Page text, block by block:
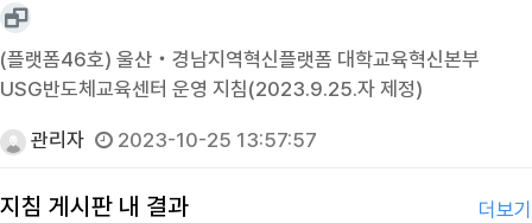
(플랫폼46호) 울산‧경남지역혁신플랫폼 대학교육혁신본부
USG반도체교육센터 운영 지침(2023.9.25.자 제정)
관리자 2023-10-25 13:57:57
지침 게시판 내 결과 더보기